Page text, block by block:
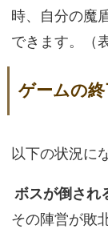
時、自分の魔
できます。（
ゲームの終
以下の状況に
ボスが倒され
その陣営が敗